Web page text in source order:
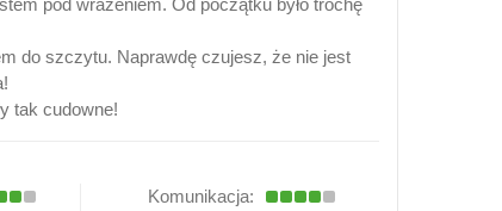
pod wrażeniem. Od początku było trochę
do szczytu. Naprawdę czujesz, że nie jest
tak cudowne!
Komunikacja: